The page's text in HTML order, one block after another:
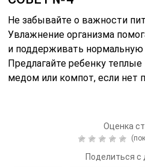
Не забывайте о важности
Увлажнение организма
и поддерживать нормальную
Предлагайте ребенку теплые
медом или компот, если нет
Оценка
Поделиться с